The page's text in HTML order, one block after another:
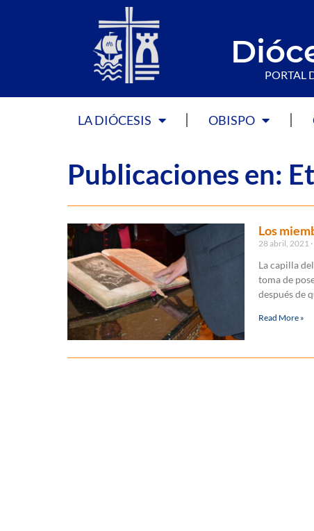
PORTAL
LA DIÓCESIS OBISPO
Publicaciones en:
Los
28 abril, 2021
La capilla
toma de
después de
Read More »